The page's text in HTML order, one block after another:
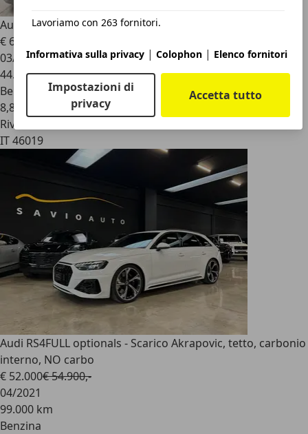
Lavoriamo con 263 fornitori.
Informativa sulla privacy | Colophon | Elenco fornitori
Impostazioni di
privacy
Accetta tutto
Audi RS4RS 4 Avant
€ 65.000
03/2022
44.779 km
Benzina
8,8 l/100 km (comb.)
Rivenditore
IT 46019
Audi RS4FULL optionals - Scarico Akrapovic, tetto, carbonio
interno, NO carbo
€ 52.000€ 54.900,-
04/2021
99.000 km
Benzina